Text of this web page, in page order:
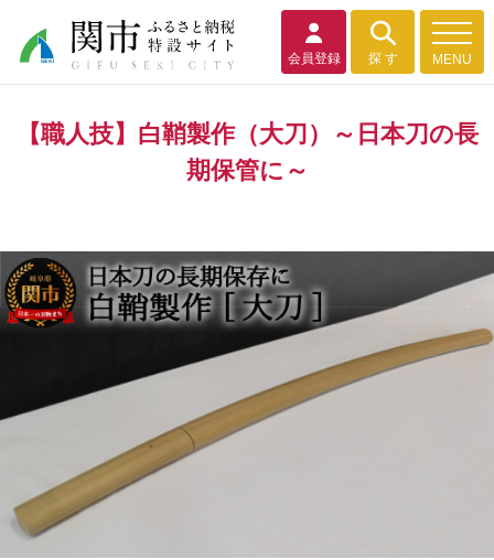
会員登録 探 す MENU
【職人技】白鞘製作（大刀）～日本刀の長
期保管に～